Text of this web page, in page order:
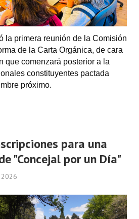
la primera reunión de la Comisión
de la Carta Orgánica, de cara
que comenzará posterior a la
constituyentes pactada
próximo.
para una
"Concejal por un Día"